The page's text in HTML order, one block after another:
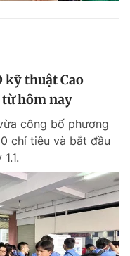
kỹ thuật Cao
hôm nay
công bố phương
chỉ tiêu và bắt đầu